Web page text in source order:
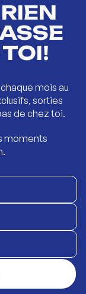
mois au
sorties
de chez toi.
moments